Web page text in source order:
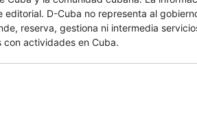
D-Cuba no representa al
reserva, gestiona ni intermedia
actividades en Cuba.